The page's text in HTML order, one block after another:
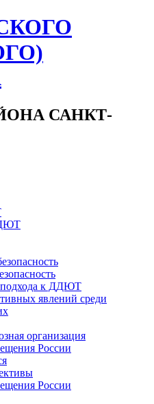
САНКТ-
подхода к ДДЮТ
явлений среди
организация
России
России